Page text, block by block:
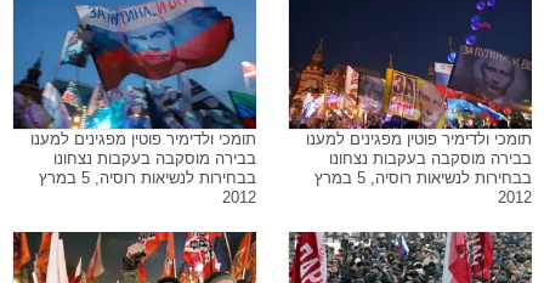
תומכי ולדימיר פוטין מפגינים למענו
בבירה מוסקבה בעקבות נצחונו
בבחירות לנשיאות רוסיה, 5 במרץ
2012
תומכי ולדימיר פוטין מפגינים למענו
בבירה מוסקבה בעקבות נצחונו
בבחירות לנשיאות רוסיה, 5 במרץ
2012